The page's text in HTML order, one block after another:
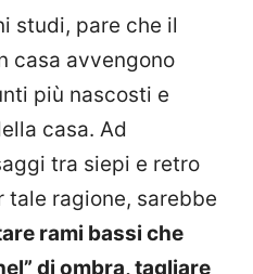
studi, pare che il
casa avvengono
più nascosti e
casa. Ad
tra siepi e retro
tale ragione, sarebbe
rami bassi che
di ombra, tagliare